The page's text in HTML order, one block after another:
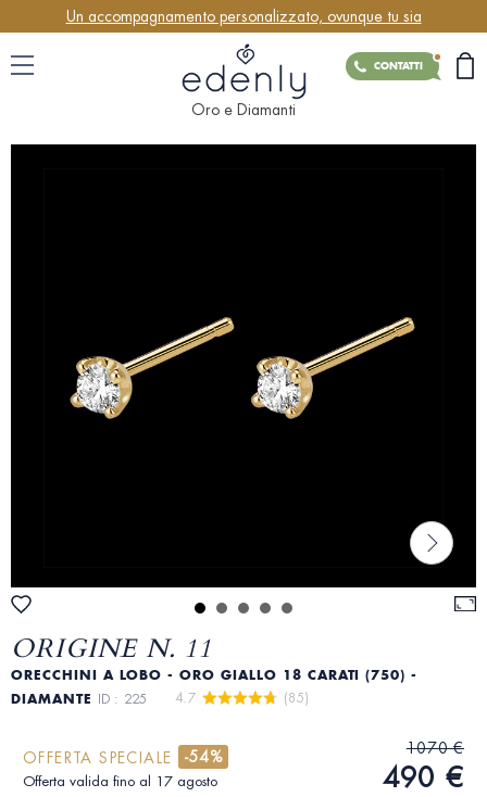
Un accompagnamento personalizzato, ovunque tu sia
CONTATTI
Oro e Diamanti
ORIGINE N. 11
ORECCHINI A LOBO - ORO GIALLO 18 CARATI (750) -
DIAMANTE ID : 225 4.7 (85)
OFFERTA SPECIALE -54%
Offerta valida fino al 17 agosto
1070 €
490 €